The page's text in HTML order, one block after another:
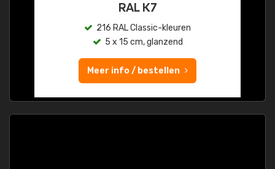
RAL K7
216 RAL Classic-kleuren
5 x 15 cm, glanzend
Meer info / bestellen